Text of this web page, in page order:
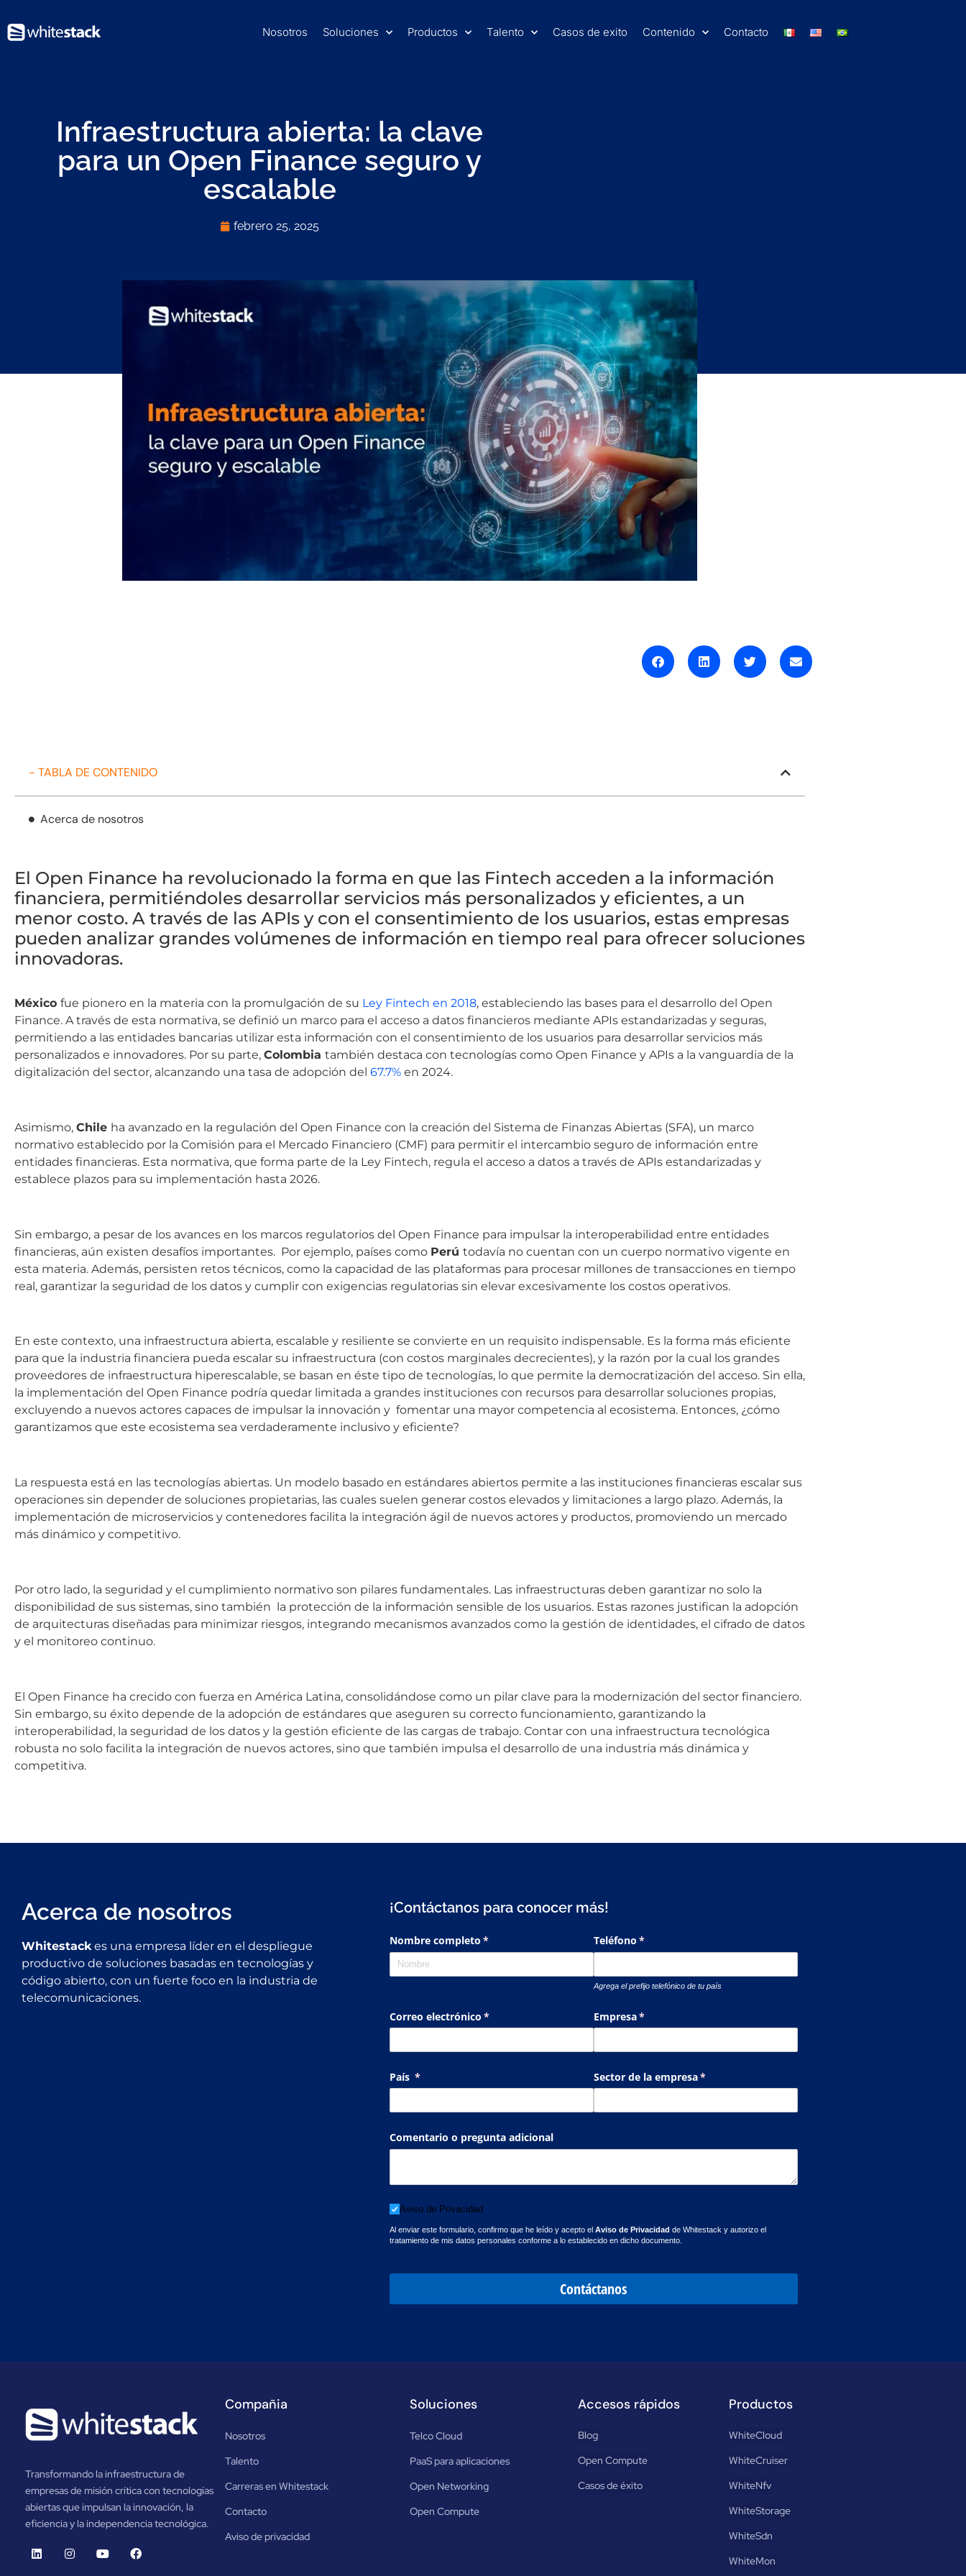
Nosotros Soluciones Productos Talento Casos de exito Contenido Contacto
Infraestructura abierta: la clave
para un Open Finance seguro y
escalable
febrero 25, 2025
- TABLA DE CONTENIDO
Acerca de nosotros
El Open Finance ha revolucionado la forma en que las Fintech acceden a la información
financiera, permitiéndoles desarrollar servicios más personalizados y eficientes, a un
menor costo. A través de las APIs y con el consentimiento de los usuarios, estas empresas
pueden analizar grandes volúmenes de información en tiempo real para ofrecer soluciones
innovadoras.
México fue pionero en la materia con la promulgación de su Ley Fintech en 2018, estableciendo las bases para el desarrollo del Open
Finance. A través de esta normativa, se definió un marco para el acceso a datos financieros mediante APIs estandarizadas y seguras,
permitiendo a las entidades bancarias utilizar esta información con el consentimiento de los usuarios para desarrollar servicios más
personalizados e innovadores. Por su parte, Colombia también destaca con tecnologías como Open Finance y APIs a la vanguardia de la
digitalización del sector, alcanzando una tasa de adopción del 67.7% en 2024.
Asimismo, Chile ha avanzado en la regulación del Open Finance con la creación del Sistema de Finanzas Abiertas (SFA), un marco
normativo establecido por la Comisión para el Mercado Financiero (CMF) para permitir el intercambio seguro de información entre
entidades financieras. Esta normativa, que forma parte de la Ley Fintech, regula el acceso a datos a través de APIs estandarizadas y
establece plazos para su implementación hasta 2026.
Sin embargo, a pesar de los avances en los marcos regulatorios del Open Finance para impulsar la interoperabilidad entre entidades
financieras, aún existen desafíos importantes. Por ejemplo, países como Perú todavía no cuentan con un cuerpo normativo vigente en
esta materia. Además, persisten retos técnicos, como la capacidad de las plataformas para procesar millones de transacciones en tiempo
real, garantizar la seguridad de los datos y cumplir con exigencias regulatorias sin elevar excesivamente los costos operativos.
En este contexto, una infraestructura abierta, escalable y resiliente se convierte en un requisito indispensable. Es la forma más eficiente
para que la industria financiera pueda escalar su infraestructura (con costos marginales decrecientes), y la razón por la cual los grandes
proveedores de infraestructura hiperescalable, se basan en éste tipo de tecnologías, lo que permite la democratización del acceso. Sin ella,
la implementación del Open Finance podría quedar limitada a grandes instituciones con recursos para desarrollar soluciones propias,
excluyendo a nuevos actores capaces de impulsar la innovación y fomentar una mayor competencia al ecosistema. Entonces, ¿cómo
garantizamos que este ecosistema sea verdaderamente inclusivo y eficiente?
La respuesta está en las tecnologías abiertas. Un modelo basado en estándares abiertos permite a las instituciones financieras escalar sus
operaciones sin depender de soluciones propietarias, las cuales suelen generar costos elevados y limitaciones a largo plazo. Además, la
implementación de microservicios y contenedores facilita la integración ágil de nuevos actores y productos, promoviendo un mercado
más dinámico y competitivo.
Por otro lado, la seguridad y el cumplimiento normativo son pilares fundamentales. Las infraestructuras deben garantizar no solo la
disponibilidad de sus sistemas, sino también la protección de la información sensible de los usuarios. Estas razones justifican la adopción
de arquitecturas diseñadas para minimizar riesgos, integrando mecanismos avanzados como la gestión de identidades, el cifrado de datos
y el monitoreo continuo.
El Open Finance ha crecido con fuerza en América Latina, consolidándose como un pilar clave para la modernización del sector financiero.
Sin embargo, su éxito depende de la adopción de estándares que aseguren su correcto funcionamiento, garantizando la
interoperabilidad, la seguridad de los datos y la gestión eficiente de las cargas de trabajo. Contar con una infraestructura tecnológica
robusta no solo facilita la integración de nuevos actores, sino que también impulsa el desarrollo de una industria más dinámica y
competitiva.
Acerca de nosotros
Whitestackes una empresa líder en el despliegue
productivo de soluciones basadas en tecnologías y
código abierto, con un fuerte foco en la industria de
telecomunicaciones.
¡Contáctanos para conocer más!
Nombre completo *
(necesario) Teléfono *
(necesario)
Agrega el prefijo telefónico de tu país
Correo electrónico *
(necesario) Empresa*
(necesario)
País *
(necesario) Sector de la empresa*
(necesario)
Comentario o pregunta adicional
Aviso de Privacidad
Aviso de Privacidad
Al enviar este formulario, confirmo que he leído y acepto el Aviso de Privacidad de Whitestack y autorizo el
tratamiento de mis datos personales conforme a lo establecido en dicho documento.
Contáctanos
Transformando la infraestructura de
empresas de misión crítica con tecnologías
abiertas que impulsan la innovación, la
eficiencia y la independencia tecnológica.
Compañia
Nosotros
Talento
Carreras en Whitestack
Contacto
Aviso de privacidad
Soluciones
Telco Cloud
PaaS para aplicaciones
Open Networking
Open Compute
Accesos rápidos
Blog
Open Compute
Casos de éxito
Productos
WhiteCloud
WhiteCruiser
WhiteNfv
WhiteStorage
WhiteSdn
WhiteMon